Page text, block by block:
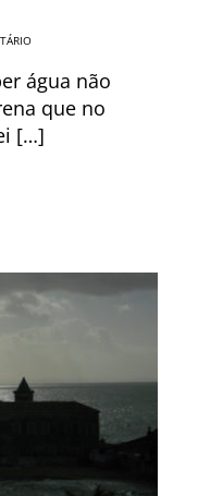
água não
que no
[…]